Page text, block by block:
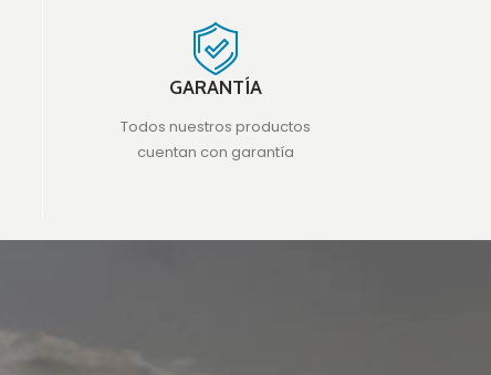
GARANTÍA
Todos nuestros productos
cuentan con garantía